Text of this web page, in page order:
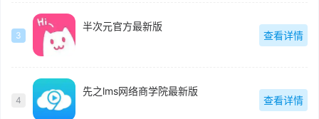
3
半次元官方最新版
查看详情
4
先之lms网络商学院最新版
查看详情